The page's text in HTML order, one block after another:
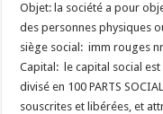
Objet: la société a pour
des personnes physiques
siège social: imm rouges
Capital: le capital social
divisé en 100 PARTS
souscrites et libérées, et